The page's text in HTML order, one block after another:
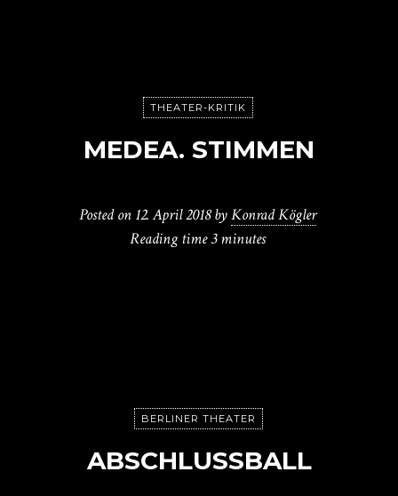
THEATER-KRITIK
MEDEA. STIMMEN
Posted on 12. April 2018 byKonrad Kögler
Reading time3 minutes
BERLINER THEATER
ABSCHLUSSBALL